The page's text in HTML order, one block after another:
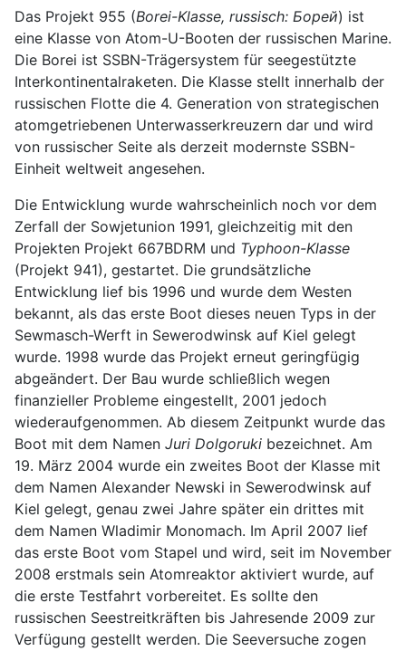
Das Projekt 955 (Borei-Klasse, russisch: Борей) ist
eine Klasse von Atom-U-Booten der russischen Marine.
Die Borei ist SSBN-Trägersystem für seegestützte
Interkontinentalraketen. Die Klasse stellt innerhalb der
russischen Flotte die 4. Generation von strategischen
atomgetriebenen Unterwasserkreuzern dar und wird
von russischer Seite als derzeit modernste SSBN-
Einheit weltweit angesehen.
Die Entwicklung wurde wahrscheinlich noch vor dem
Zerfall der Sowjetunion 1991, gleichzeitig mit den
Projekten Projekt 667BDRM und Typhoon-Klasse
(Projekt 941), gestartet. Die grundsätzliche
Entwicklung lief bis 1996 und wurde dem Westen
bekannt, als das erste Boot dieses neuen Typs in der
Sewmasch-Werft in Sewerodwinsk auf Kiel gelegt
wurde. 1998 wurde das Projekt erneut geringfügig
abgeändert. Der Bau wurde schließlich wegen
finanzieller Probleme eingestellt, 2001 jedoch
wiederaufgenommen. Ab diesem Zeitpunkt wurde das
Boot mit dem Namen Juri Dolgoruki bezeichnet. Am
19. März 2004 wurde ein zweites Boot der Klasse mit
dem Namen Alexander Newski in Sewerodwinsk auf
Kiel gelegt, genau zwei Jahre später ein drittes mit
dem Namen Wladimir Monomach. Im April 2007 lief
das erste Boot vom Stapel und wird, seit im November
2008 erstmals sein Atomreaktor aktiviert wurde, auf
die erste Testfahrt vorbereitet. Es sollte den
russischen Seestreitkräften bis Jahresende 2009 zur
Verfügung gestellt werden. Die Seeversuche zogen